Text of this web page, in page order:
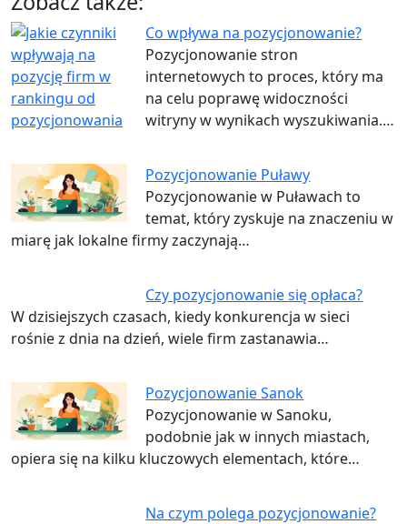
Co wpływa na pozycjonowanie?
Pozycjonowanie stron
internetowych to proces, który ma
na celu poprawę widoczności
witryny w wynikach wyszukiwania.…
Pozycjonowanie Puławy
Pozycjonowanie w Puławach to
temat, który zyskuje na znaczeniu w
miarę jak lokalne firmy zaczynają…
Czy pozycjonowanie się opłaca?
W dzisiejszych czasach, kiedy konkurencja w sieci
rośnie z dnia na dzień, wiele firm zastanawia…
Pozycjonowanie Sanok
Pozycjonowanie w Sanoku,
podobnie jak w innych miastach,
opiera się na kilku kluczowych elementach, które…
Na czym polega pozycjonowanie?